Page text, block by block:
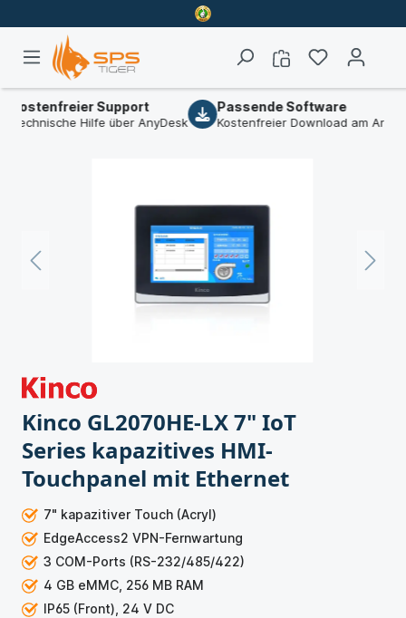
Support
Hilfe über AnyDesk
Passende Software
Kostenfreier Download am Artikel
Kinco GL2070HE-LX 7" IoT
Series kapazitives HMI-
Touchpanel mit Ethernet
7" kapazitiver Touch (Acryl)
EdgeAccess2 VPN-Fernwartung
3 COM-Ports (RS-232/485/422)
4 GB eMMC, 256 MB RAM
IP65 (Front), 24 V DC